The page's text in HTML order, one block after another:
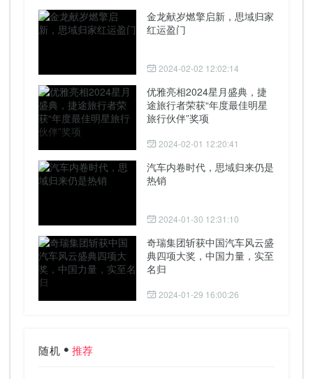
金龙献岁燃擎启新，思域归家
红运盈门
2024-02-02 12:02:14
优雅亮相2024星月盛典，捷
途旅行者荣获“年度最佳明星
旅行伙伴”奖项
2024-02-01 12:20:41
汽车内卷时代，思域归来仍是
热销
2024-01-30 12:31:10
奇瑞集团斩获中国汽车风云盛
典四项大奖，中国力量，实至
名归
2024-01-29 16:00:26
随机 推荐